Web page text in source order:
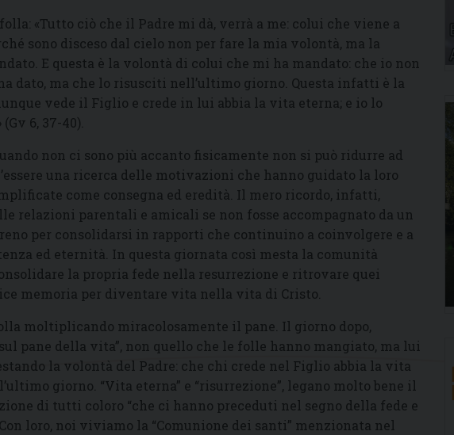
«Tutto ciò che il Padre mi dà, verrà a me: colui che viene a
sono disceso dal cielo non per fare la mia volontà, ma la
E questa è la volontà di colui che mi ha mandato: che io non
dato, ma che lo risusciti nell’ultimo giorno. Questa infatti è la
vede il Figlio e crede in lui abbia la vita eterna; e io lo
6, 37-40).
non ci sono più accanto fisicamente non si può ridurre ad
una ricerca delle motivazioni che hanno guidato la loro
come consegna ed eredità. Il mero ricordo, infatti,
relazioni parentali e amicali se non fosse accompagnato da un
per consolidarsi in rapporti che continuino a coinvolgere e a
ed eternità. In questa giornata così mesta la comunità
la propria fede nella resurrezione e ritrovare quei
memoria per diventare vita nella vita di Cristo.
moltiplicando miracolosamente il pane. Il giorno dopo,
pane della vita”, non quello che le folle hanno mangiato, ma lui
la volontà del Padre: che chi crede nel Figlio abbia la vita
giorno. “Vita eterna” e “risurrezione”, legano molto bene il
di tutti coloro “che ci hanno preceduti nel segno della fede e
loro, noi viviamo la “Comunione dei santi” menzionata nel